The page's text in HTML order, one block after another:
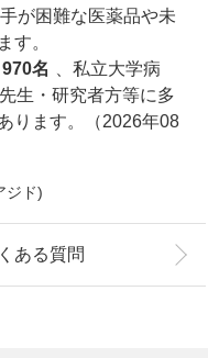
が困難な医薬品や未
す。
970名
、私立大学病
生・研究者方等に多
ります。（2026年08
ジド)
ある質問